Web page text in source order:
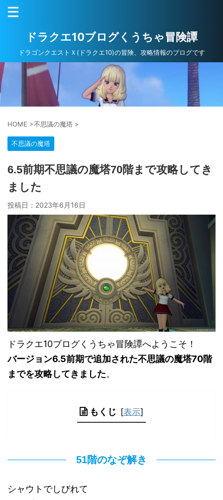
ドラクエ10ブログくうちゃ冒険譚
ドラゴンクエストＸ(ドラクエ10)の冒険、攻略情報のブログです
HOME >不思議の魔塔 >
不思議の魔塔
6.5前期不思議の魔塔70階まで攻略してき
ました
投稿日： 2023年6月16日
ドラクエ10ブログくうちゃ冒険譚へようこそ！
バージョン6.5前期で追加された不思議の魔塔70階
までを攻略してきました。
もくじ [表示]
51階のなぞ解き
シャウトでしびれて